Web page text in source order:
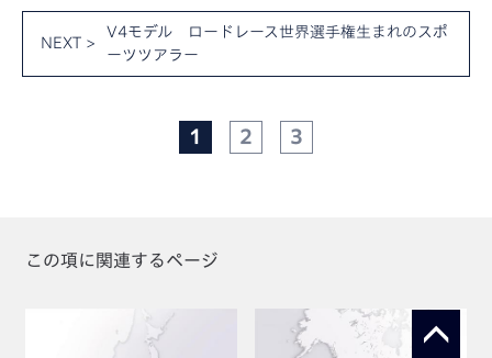
NEXT >
V4モデル ロードレース世界選手権生まれのスポ
ーツツアラー
1 2 3
この項に関連するページ